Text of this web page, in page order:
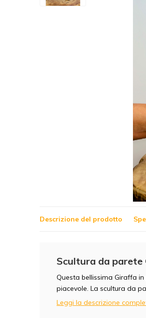
Descrizione del prodotto
Scultura da parete
Questa bellissima Giraffa
piacevole. La scultura da
Leggi la descrizione